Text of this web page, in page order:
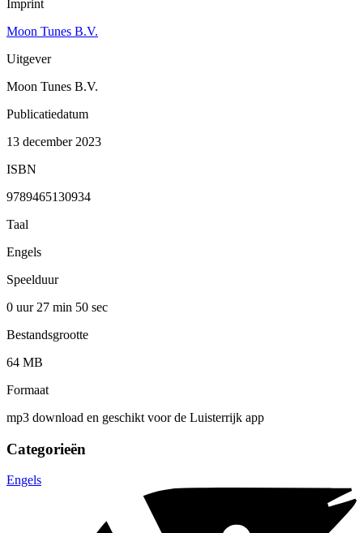
Imprint
Moon Tunes B.V.
Uitgever
Moon Tunes B.V.
Publicatiedatum
13 december 2023
ISBN
9789465130934
Taal
Engels
Speelduur
0 uur 27 min 50 sec
Bestandsgrootte
64 MB
Formaat
mp3 download en geschikt voor de Luisterrijk app
Categorieën
Engels